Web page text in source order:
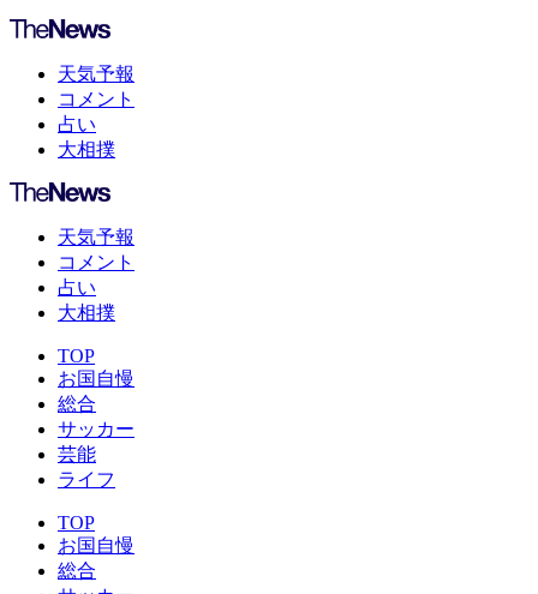
天気予報
コメント
占い
大相撲
天気予報
コメント
占い
大相撲
TOP
お国自慢
総合
サッカー
芸能
ライフ
TOP
お国自慢
総合